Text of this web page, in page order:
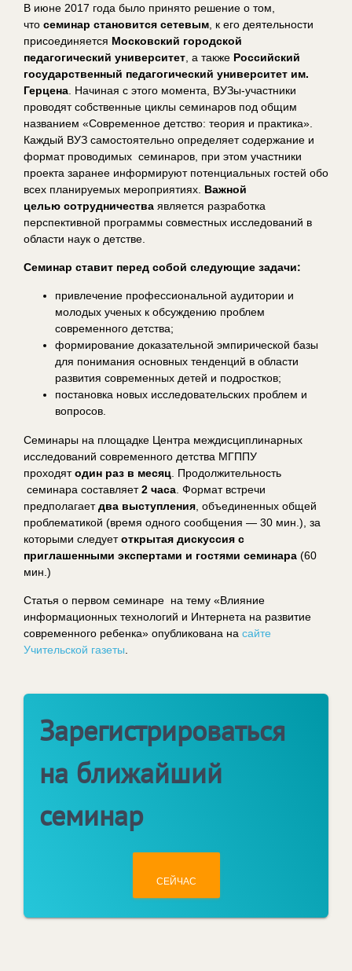
В июне 2017 года было принято решение о том,
что семинар становится сетевым , к его деятельности
присоединяется Московский городской
педагогический университет , а также Российский
государственный педагогический университет им.
Герцена . Начиная с этого момента, ВУЗы-участники
проводят собственные циклы семинаров под общим
названием «Современное детство: теория и практика».
Каждый ВУЗ самостоятельно определяет содержание и
формат проводимых семинаров, при этом участники
проекта заранее информируют потенциальных гостей обо
всех планируемых мероприятиях. Важной
целью сотрудничества является разработка
перспективной программы совместных исследований в
области наук о детстве.
Семинар ставит перед собой следующие задачи:
привлечение профессиональной аудитории и
молодых ученых к обсуждению проблем
современного детства;
формирование доказательной эмпирической базы
для понимания основных тенденций в области
развития современных детей и подростков;
постановка новых исследовательских проблем и
вопросов.
Семинары на площадке Центра междисциплинарных
исследований современного детства МГППУ
проходятодин раз в месяц . Продолжительность
семинара составляет2 часа . Формат встречи
предполагаетдва выступления , объединенных общей
проблематикой (время одного сообщения — 30 мин.), за
которыми следуетоткрытая дискуссия с
приглашенными экспертами и гостями семинара (60
мин.)
Статья о первом семинаре на тему «Влияние
информационных технологий и Интернета на развитие
современного ребенка» опубликована на сайте
Учительской газеты
Зарегистрироваться
на ближайший
семинар
СЕЙЧАС